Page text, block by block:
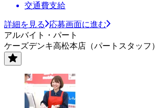
交通費支給
詳細を見る
応募画面に進む
アルバイト・パート
ケーズデンキ高松本店（パートスタッフ）